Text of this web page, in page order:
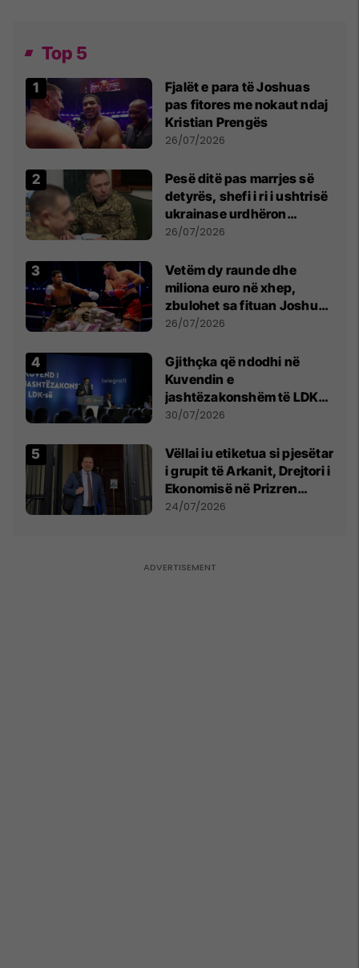
Top 5
Fjalët e para të Joshuas
pas fitores me nokaut ndaj
Kristian Prengës
26/07/2026
Pesë ditë pas marrjes së
detyrës, shefi i ri i ushtrisë
ukrainase urdhëron
kontroll të madh
26/07/2026
Vetëm dy raunde dhe
miliona euro në xhep,
zbulohet sa fituan Joshua
e Prenga
26/07/2026
Gjithçka që ndodhi në
Kuvendin e
jashtëzakonshëm të LDK-
së
30/07/2026
Vëllai iu etiketua si pjesëtar
i grupit të Arkanit, Drejtori i
Ekonomisë në Prizren
mohon pretendimet
24/07/2026